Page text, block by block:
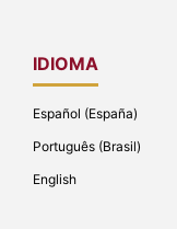
IDIOMA
Español (España)
Português (Brasil)
English